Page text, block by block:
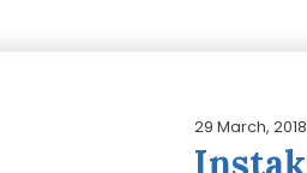
29 March, 2018